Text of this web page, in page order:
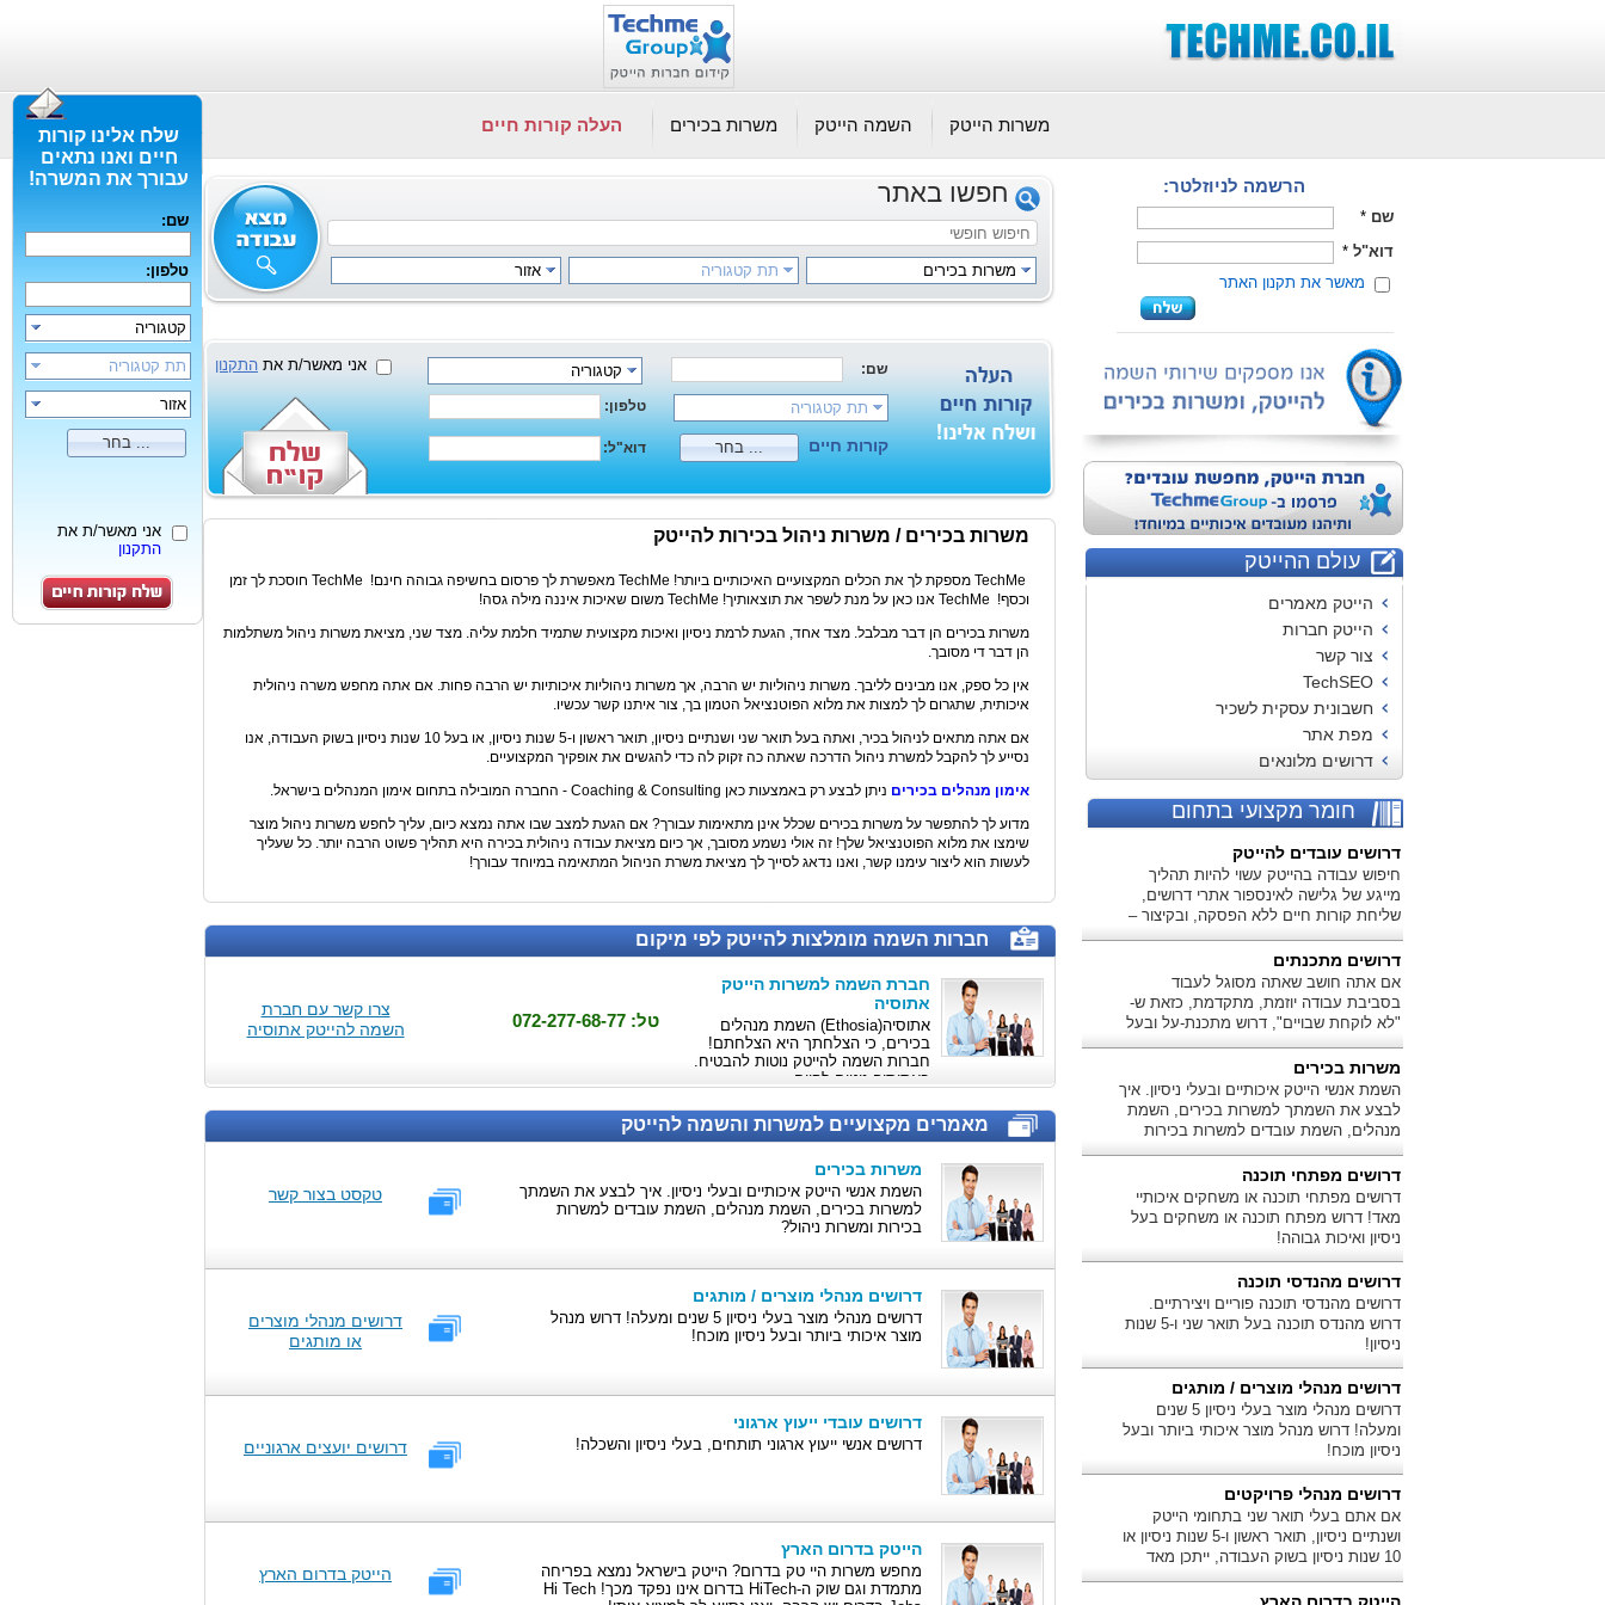
משרות הייטק השמה הייטק משרות בכירים העלה קורות חיים
הרשמה לניוזלטר:
שם *
דוא"ל *
מאשר את תקנון האתר
עולם ההייטק
הייטק מאמרים
הייטק חברות
צור קשר
TechSEO
חשבונית עסקית לשכיר
מפת אתר
דרושים מלונאים
חומר מקצועי בתחום
דרושים עובדים להייטק
חיפוש עבודה בהייטק עשוי להיות תהליך
מייגע של גלישה לאינספור אתרי דרושים,
שליחת קורות חיים ללא הפסקה, ובקיצור –
דיכאון אחד גדול.
דרושים מתכנתים
אם אתה חושב שאתה מסוגל לעבוד
בסביבת עבודה יוזמת, מתקדמת, כזאת ש-
"לא לוקחת שבויים", דרוש מתכנת-על ובעל
ניסיון!
משרות בכירים
השמת אנשי הייטק איכותיים ובעלי ניסיון. איך
לבצע את השמתך למשרות בכירים, השמת
מנהלים, השמת עובדים למשרות בכירות
ומשרות ניהול?
דרושים מפתחי תוכנה
דרושים מפתחי תוכנה או משחקים איכותיי
מאד! דרוש מפתח תוכנה או משחקים בעל
ניסיון ואיכות גבוהה!
דרושים מהנדסי תוכנה
דרושים מהנדסי תוכנה פוריים ויצירתיים.
דרוש מהנדס תוכנה בעל תואר שני ו-5 שנות
ניסיון!
דרושים מנהלי מוצרים / מותגים
דרושים מנהלי מוצר בעלי ניסיון 5 שנים
ומעלה! דרוש מנהל מוצר איכותי ביותר ובעל
ניסיון מוכח!
דרושים מנהלי פרויקטים
אם אתם בעלי תואר שני בתחומי הייטק
ושנתיים ניסיון, תואר ראשון ו-5 שנות ניסיון או
10 שנות ניסיון בשוק העבודה, ייתכן מאד
שאתם מתאימים לנו!
חפשו באתר
משרות בכירים תת קטגוריה אזור
אני מאשר/ת את התקנון שם: קטגוריה
תת קטגוריה טלפון:
קורות חיים דוא"ל:
משרות בכירים / משרות ניהול בכירות להייטק
TechMe מספקת לך את הכלים המקצועיים האיכותיים ביותר! TechMe מאפשרת לך פרסום בחשיפה גבוהה חינם! TechMe חוסכת לך זמן
וכסף! TechMe אנו כאן על מנת לשפר את תוצאותיך! TechMe משום שאיכות איננה מילה גסה!
משרות בכירים הן דבר מבלבל. מצד אחד, הגעת לרמת ניסיון ואיכות מקצועית שתמיד חלמת עליה. מצד שני, מציאת משרות ניהול משתלמות
הן דבר די מסובך.
אין כל ספק, אנו מבינים לליבך. משרות ניהוליות יש הרבה, אך משרות ניהוליות איכותיות יש הרבה פחות. אם אתה מחפש משרה ניהולית
איכותית, שתגרום לך למצות את מלוא הפוטנציאל הטמון בך, צור איתנו קשר עכשיו.
אם אתה מתאים לניהול בכיר, ואתה בעל תואר שני ושנתיים ניסיון, תואר ראשון ו-5 שנות ניסיון, או בעל 10 שנות ניסיון בשוק העבודה, אנו
נסייע לך להקבל למשרת ניהול הדרכה שאתה כה זקוק לה כדי להגשים את אופקיך המקצועיים.
אימון מנהלים בכירים ניתן לבצע רק באמצעות כאן Coaching & Consulting - החברה המובילה בתחום אימון המנהלים בישראל.
מדוע לך להתפשר על משרות בכירים שכלל אינן מתאימות עבורך? אם הגעת למצב שבו אתה נמצא כיום, עליך לחפש משרות ניהול מוצר
שימצו את מלוא הפוטנציאל שלך! זה אולי נשמע מסובך, אך כיום מציאת עבודה ניהולית בכירה היא תהליך פשוט הרבה יותר. כל שעליך
לעשות הוא ליצור עימנו קשר, ואנו נדאג לסייך לך מציאת משרת הניהול המתאימה במיוחד עבורך!
חברות השמה מומלצות להייטק לפי מיקום
חברת השמה למשרות הייטק
אתוסיה
אתוסיה(Ethosia) השמת מנהלים
בכירים, כי הצלחתך היא הצלחתם!
חברות השמה להייטק נוטות להבטיח.
באתוסיה נוטים לקיים.
טל: 072-277-68-77
צרו קשר עם חברת
השמה להייטק אתוסיה
מאמרים מקצועיים למשרות והשמה להייטק
משרות בכירים
השמת אנשי הייטק איכותיים ובעלי ניסיון. איך לבצע את השמתך
למשרות בכירים, השמת מנהלים, השמת עובדים למשרות
בכירות ומשרות ניהול?
טקסט בצור קשר
דרושים מנהלי מוצרים / מותגים
דרושים מנהלי מוצר בעלי ניסיון 5 שנים ומעלה! דרוש מנהל
מוצר איכותי ביותר ובעל ניסיון מוכח!
דרושים מנהלי מוצרים
או מותגים
דרושים עובדי ייעוץ ארגוני
דרושים אנשי ייעוץ ארגוני תותחים, בעלי ניסיון והשכלה! דרושים יועצים ארגוניים
הייטק בדרום הארץ
מחפש משרות היי טק בדרום? הייטק בישראל נמצא בפריחה
מתמדת וגם שוק ה-HiTech בדרום אינו נפקד מכך! Hi Tech
הייטק בדרום הארץ
שלח אלינו קורות
חיים ואנו נתאים
עבורך את המשרה!
שם:
טלפון:
קטגוריה
תת קטגוריה
אזור
בחר ...
אני מאשר/ת את
התקנון